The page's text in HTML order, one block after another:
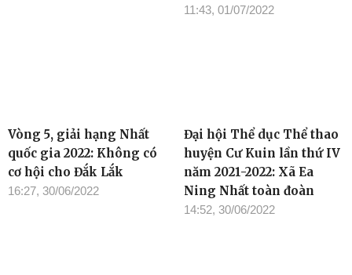
11:43, 01/07/2022
Vòng 5, giải hạng Nhất
quốc gia 2022: Không có
cơ hội cho Đắk Lắk
16:27, 30/06/2022
Đại hội Thể dục Thể thao
huyện Cư Kuin lần thứ IV
năm 2021-2022: Xã Ea
Ning Nhất toàn đoàn
14:52, 30/06/2022